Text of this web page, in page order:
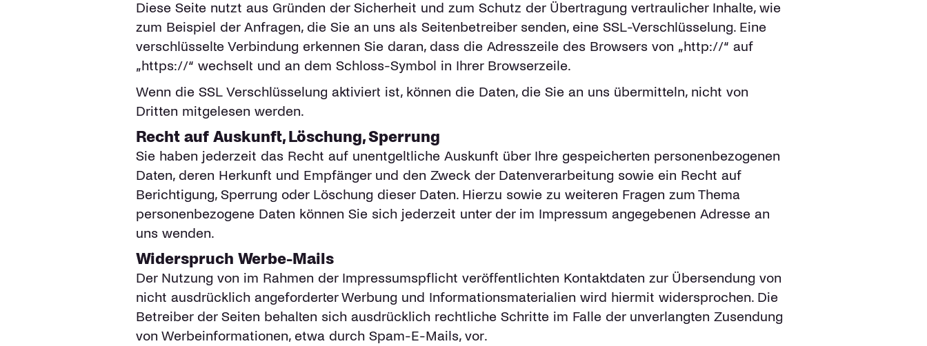
Diese Seite nutzt aus Gründen der Sicherheit und zum Schutz der Übertragung vertraulicher Inhalte, wie
zum Beispiel der Anfragen, die Sie an uns als Seitenbetreiber senden, eine SSL-Verschlüsselung. Eine
verschlüsselte Verbindung erkennen Sie daran, dass die Adresszeile des Browsers von „http://“ auf
„https://“ wechselt und an dem Schloss-Symbol in Ihrer Browserzeile.
Wenn die SSL Verschlüsselung aktiviert ist, können die Daten, die Sie an uns übermitteln, nicht von
Dritten mitgelesen werden.
Recht auf Auskunft, Löschung, Sperrung
Sie haben jederzeit das Recht auf unentgeltliche Auskunft über Ihre gespeicherten personenbezogenen
Daten, deren Herkunft und Empfänger und den Zweck der Datenverarbeitung sowie ein Recht auf
Berichtigung, Sperrung oder Löschung dieser Daten. Hierzu sowie zu weiteren Fragen zum Thema
personenbezogene Daten können Sie sich jederzeit unter der im Impressum angegebenen Adresse an
uns wenden.
Widerspruch Werbe-Mails
Der Nutzung von im Rahmen der Impressumspflicht veröffentlichten Kontaktdaten zur Übersendung von
nicht ausdrücklich angeforderter Werbung und Informationsmaterialien wird hiermit widersprochen. Die
Betreiber der Seiten behalten sich ausdrücklich rechtliche Schritte im Falle der unverlangten Zusendung
von Werbeinformationen, etwa durch Spam-E-Mails, vor.